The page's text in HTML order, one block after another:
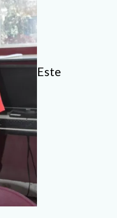
Este